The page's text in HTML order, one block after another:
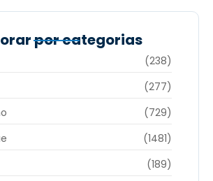
por categorias
(238)
(277)
(729)
(1481)
(189)